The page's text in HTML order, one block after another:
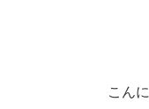
こん